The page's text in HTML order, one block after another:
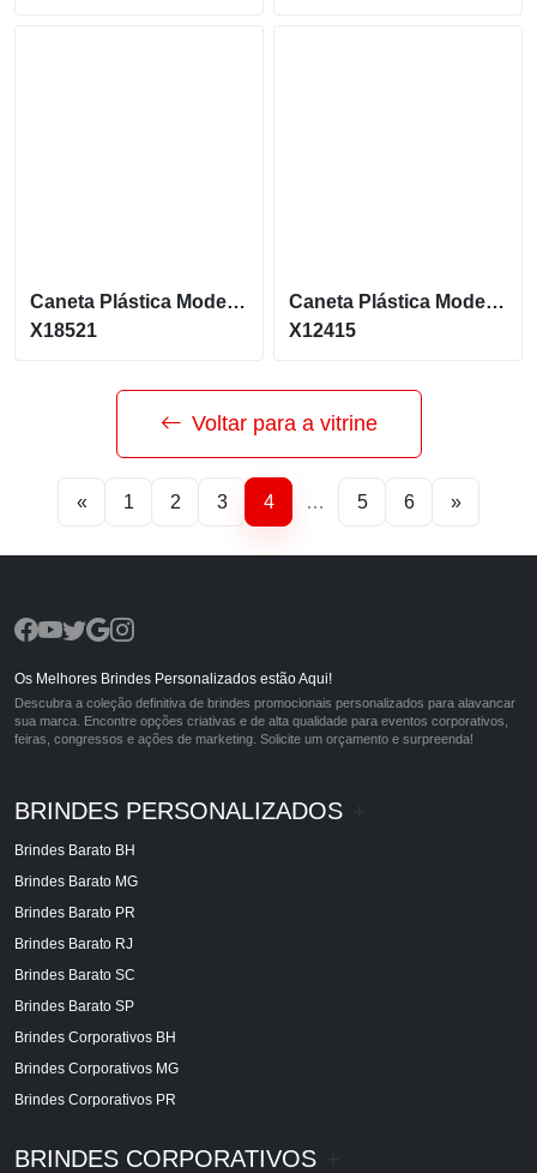
Caneta Plástica Moderna Com Acionamento Por Clique X18521
X18521
Caneta Plástica Moderna Com Acionamento Por Rotacao X12415
X12415
Voltar para a vitrine
« 1 2 3 4 … 5 6 »
Os Melhores Brindes Personalizados estão Aqui!
Descubra a coleção definitiva de brindes promocionais personalizados para alavancar
sua marca. Encontre opções criativas e de alta qualidade para eventos corporativos,
feiras, congressos e ações de marketing. Solicite um orçamento e surpreenda!
BRINDES PERSONALIZADOS
Brindes Barato BH
Brindes Barato MG
Brindes Barato PR
Brindes Barato RJ
Brindes Barato SC
Brindes Barato SP
Brindes Corporativos BH
Brindes Corporativos MG
Brindes Corporativos PR
BRINDES CORPORATIVOS